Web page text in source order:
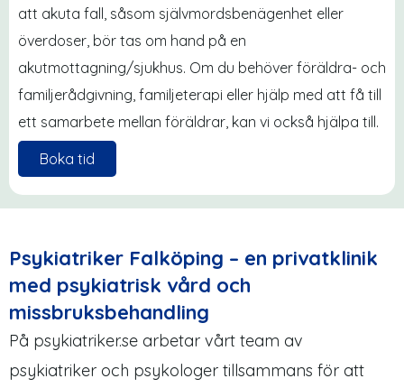
att akuta fall, såsom självmordsbenägenhet eller
överdoser, bör tas om hand på en
akutmottagning/sjukhus. Om du behöver föräldra- och
familjerådgivning, familjeterapi eller hjälp med att få till
ett samarbete mellan föräldrar, kan vi också hjälpa till.
Boka tid
Psykiatriker Falköping – en privatklinik
med psykiatrisk vård och
missbruksbehandling
På psykiatriker.se arbetar vårt team av
psykiatriker och psykologer tillsammans för att